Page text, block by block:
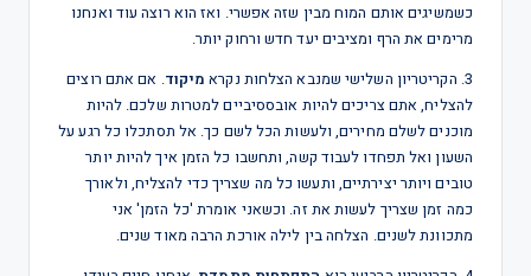
כשמשיגים אותם המוח מבין שזה אפשרי. ואז הוא רוצה עוד ואנחנו
מרימים את הרף ומציבים יעד חדש ורחוק יותר.
3. הקריטריון השלישי שמנבא הצלחות נקרא
מיקוד. אם אתם רוצים
להצליח, אתם צריכים להיות אובססיביים למטרות שלכם. להיות
מוכנים לשלם מחירים, ולעשות הכל לשם כך. אל תסתכלו כל רגע על
השעון ואל תפחדו לעבוד קשה, ותחשבו כל הזמן איך להיות יותר
טובים ויותר יצירתיים, ותעשו כל מה שצריך כדי להצליח, ולאורך
כמה זמן שצריך לעשות את זה. וכשאני אומרת 'כל הזמן' אני
מתכוונת לשנים. הצלחה בין לילה אורכת הרבה מאוד שנים.